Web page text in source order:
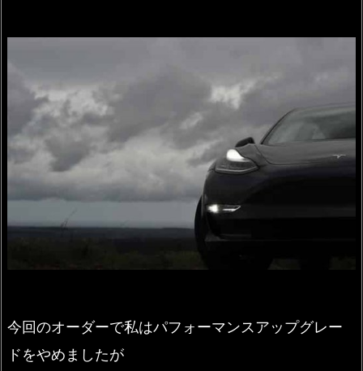
今回のオーダーで私はパフォーマンスアップグレー
ドをやめましたが